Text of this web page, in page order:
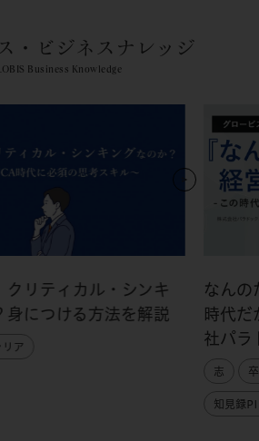
・ビジネスナレッジ
Business Knowledge
クリティカル・シンキ
身につける方法を解説
リア
なんの
時代だ
社パラ
志
知見録